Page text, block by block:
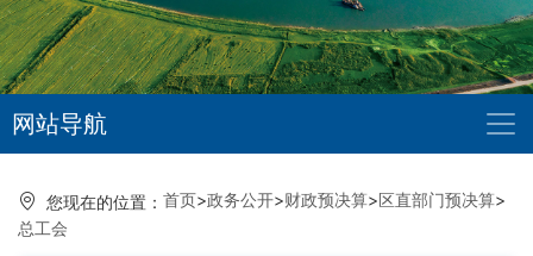
网站导航
您现在的位置： 首页>政务公开>财政预决算>区直部门预决算>
总工会